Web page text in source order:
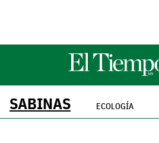
SABINAS ECOLOGÍA